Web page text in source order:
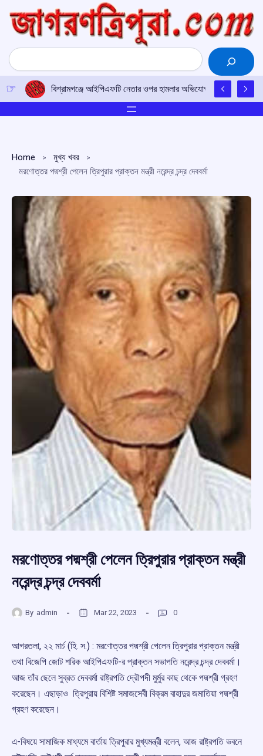
content
Search
বিশ্রামগঞ্জে আইপিএফটি নেতার ওপর হামলার অভিযোগ, তদন্তে পুলিশ
Home
মুখ্য খবর
মরণোত্তর পদ্মশ্রী পেলেন ত্রিপুরার প্রাক্তন মন্ত্রী নরেন্দ্র চন্দ্র দেববর্মা
মরণোত্তর পদ্মশ্রী পেলেন ত্রিপুরার প্রাক্তন মন্ত্রী
নরেন্দ্র চন্দ্র দেববর্মা
By admin Mar 22, 2023 0
আগরতলা, ২২ মার্চ (হি. স.) : মরণোত্তর পদ্মশ্রী পেলেন ত্রিপুরার প্রাক্তন মন্ত্রী
তথা বিজেপি জোট শরিক আইপিএফটি-র প্রাক্তন সভাপতি নরেন্দ্র চন্দ্র দেববর্মা।
আজ তাঁর ছেলে সুব্রত দেববর্মা রাষ্ট্রপতি দ্রৌপদী মুর্মুর কাছ থেকে পদ্মশ্রী গ্রহণ
করেছেন। এছাড়াও ত্রিপুরায় বিশিষ্ট সমাজসেবী বিক্রম বাহাদুর জমাতিয়া পদ্মশ্রী
গ্রহণ করেছেন।
এ-বিষয়ে সামাজিক মাধ্যমে বার্তায় ত্রিপুরার মুখ্যমন্ত্রী বলেন, আজ রাষ্ট্রপতি ভবনে